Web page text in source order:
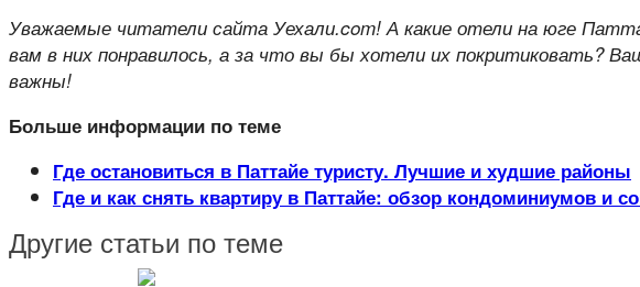
Уважаемые читатели сайта Уехали.com! А какие отели на юге
вам в них понравилось, а за что вы бы хотели их покритиковать?
важны!
Больше информации по теме
Где остановиться в Паттайе туристу. Лучшие и худшие районы
Где и как снять квартиру в Паттайе: обзор кондоминиумов и
Другие статьи по теме